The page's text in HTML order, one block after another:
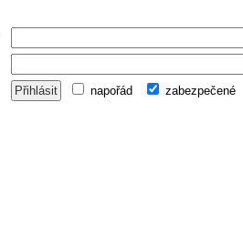
napořád zabezpečené